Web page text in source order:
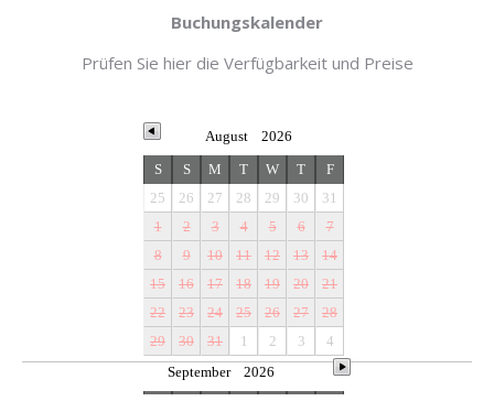
Buchungskalender
Prüfen Sie hier die Verfügbarkeit und Preise